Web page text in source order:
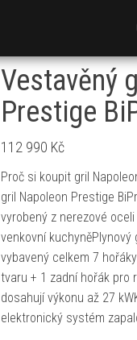
Vestavěný
Prestige
112 990 Kč
Proč si koupit gril
gril Napoleon Prestige
vyrobený z nerezové
venkovní kuchyněPlynový
vybavený celkem 7
tvaru + 1 zadní hořák pro
dosahují výkonu až 27
elektronický systém